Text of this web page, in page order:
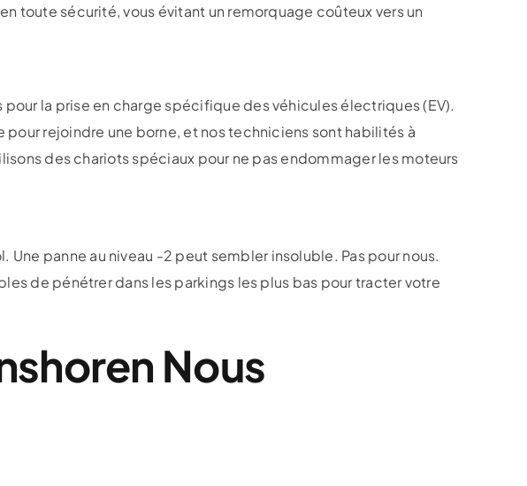
toute sécurité, vous évitant un remorquage coûteux vers un
la prise en charge spécifique des véhicules électriques (EV).
rejoindre une borne, et nos techniciens sont habilités à
des chariots spéciaux pour ne pas endommager les moteurs
panne au niveau -2 peut sembler insoluble. Pas pour nous.
de pénétrer dans les parkings les plus bas pour tracter votre
Nous